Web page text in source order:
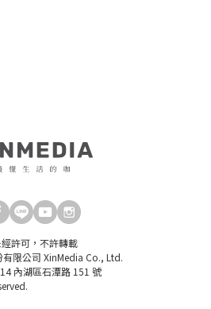
許可，不許轉載
限公司 XinMedia Co., Ltd.
內湖區石潭路 151 號